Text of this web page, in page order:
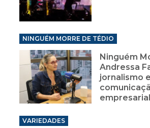
NINGUÉM MORRE DE TÉDIO
Ninguém
Andressa
jornalismo
empresarial
VARIEDADES